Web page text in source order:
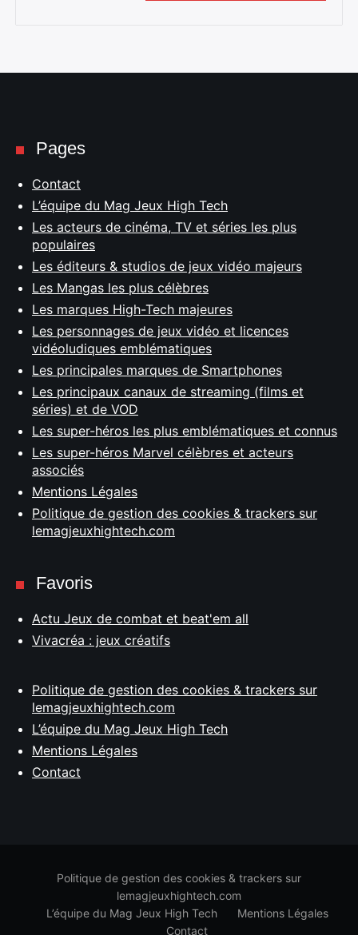
Pages
Contact
L’équipe du Mag Jeux High Tech
Les acteurs de cinéma, TV et séries les plus
populaires
Les éditeurs & studios de jeux vidéo majeurs
Les Mangas les plus célèbres
Les marques High-Tech majeures
Les personnages de jeux vidéo et licences
vidéoludiques emblématiques
Les principales marques de Smartphones
Les principaux canaux de streaming (films et
séries) et de VOD
Les super-héros les plus emblématiques et connus
Les super-héros Marvel célèbres et acteurs
associés
Mentions Légales
Politique de gestion des cookies & trackers sur
lemagjeuxhightech.com
Favoris
Actu Jeux de combat et beat'em all
Vivacréa : jeux créatifs
Politique de gestion des cookies & trackers sur
lemagjeuxhightech.com
L’équipe du Mag Jeux High Tech
Mentions Légales
Contact
Politique de gestion des cookies & trackers sur
lemagjeuxhightech.com
L’équipe du Mag Jeux High Tech
Mentions Légales
Contact